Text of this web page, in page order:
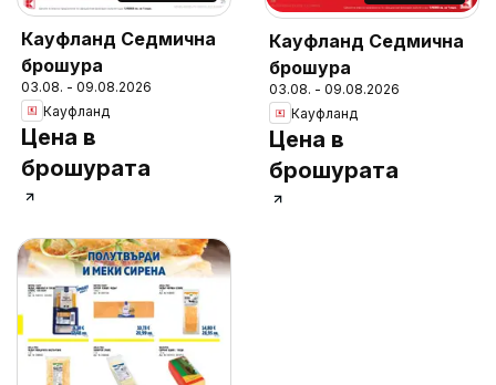
Кауфланд Седмична
брошура
03.08. - 09.08.2026
Кауфланд
Цена в
брошурата
Кауфланд Седмична
брошура
03.08. - 09.08.2026
Кауфланд
Цена в
брошурата